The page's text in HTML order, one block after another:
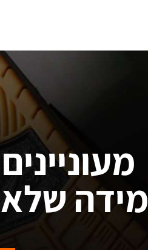
מידה